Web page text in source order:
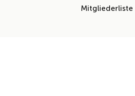
Mitgliederliste